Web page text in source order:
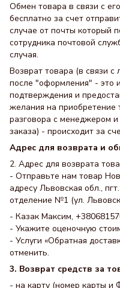
Обмен товара в связи с
бесплатно за счет
случае от почты который
сотрудника почтовой
случая.
Возврат товара (в связи
после "оформления" - это
подтверждения и
желания на приобретение
разговора с менеджером
заказа) - происходит за
Адрес для возврата и
2. Адрес для возврата
- Отправьте нам товар
адресу Львовская обл.,
отделение №1 (ул.
- Казак Максим,
- Укажите оценочную
- Услуги «Обратная
отменить.
3. Возврат средств за
- на карту (номер карты и